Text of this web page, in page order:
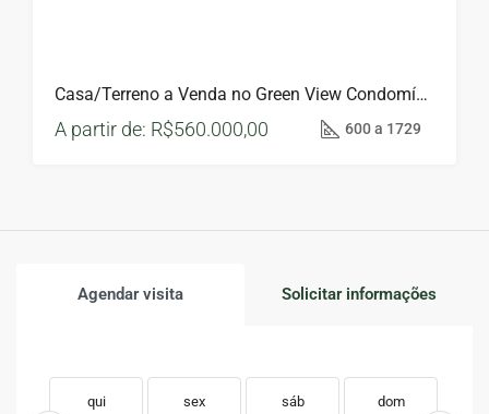
Casa/Terreno a Venda no Green View Condomínio Reserva – Montanhas Capixabas
A partir de: R$560.000,00 600 a 1729
Agendar visita Solicitar informações
qui sex sáb dom